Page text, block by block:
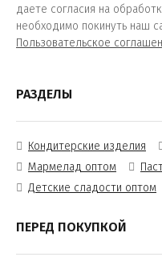
даете согласия на
необходимо покинуть наш
Пользовательское
РАЗДЕЛЫ
Кондитерские изделия
Мармелад оптом
Детские сладости оптом
ПЕРЕД ПОКУПКОЙ